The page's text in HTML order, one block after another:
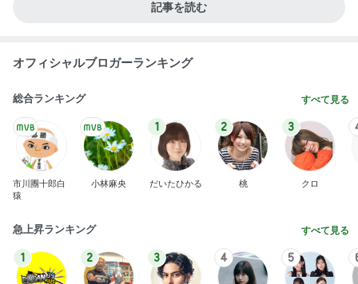
記事を読む
オフィシャルブロガーランキング
総合ランキング すべて見る
市川團十郎白
猿
小林麻央
1
だいたひかる
2
桃
3
クロ
急上昇ランキング すべて見る
1 2 3 4 5